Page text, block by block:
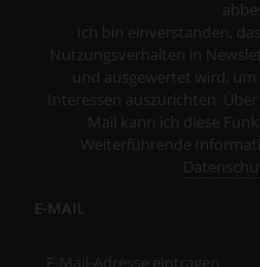
Ich bin einverstanden,
Nutzungsverhalten in
und ausgewertet wird,
Interessen auszurichten.
Mail kann ich diese
Weiterführende
E-MAIL